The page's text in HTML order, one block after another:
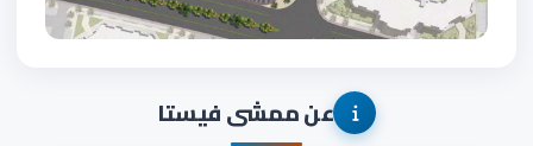
عن ممشى فيستا